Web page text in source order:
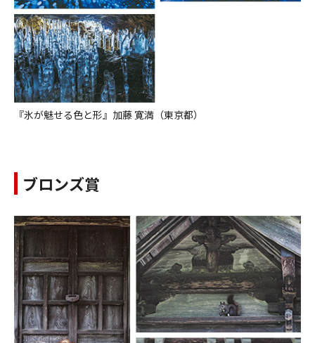
『氷が魅せる色と形』加藤 寛満（東京都）
ブロンズ賞